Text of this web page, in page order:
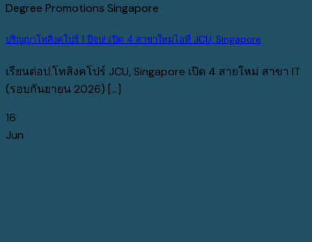
Degree Promotions Singapore
ปริญญาโทสิงคโปร์ 1 ปีจบ! เปิด 4 สาขาใหม่ไอที JCU, Singapore
เรียนต่อป.โทสิงคโปร์ JCU, Singapore เปิด 4 สายใหม่ สาขา IT
(รอบกันยายน 2026) [...]
16
Jun